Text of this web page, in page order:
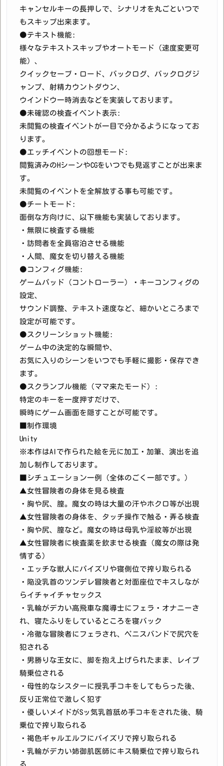
キャンセルキーの長押しで、シナリオを丸ごといつで
もスキップ出来ます。
●テキスト機能:
様々なテキストスキップやオートモード（速度変更可
能）、
クイックセーブ・ロード、バックログ、バックログジ
ャンプ、射精カウントダウン、
ウインドウ一時消去などを実装しております。
●未確認の検査イベント表示:
未閲覧の検査イベントが一目で分かるようになってお
ります。
●エッチイベントの回想モード:
閲覧済みのHシーンやCGをいつでも見返すことが出来ま
す。
未閲覧のイベントを全解放する事も可能です。
●チートモード:
面倒な方向けに、以下機能も実装しております。
・無限に検査する機能
・訪問者を全員宿泊させる機能
・人間、魔女を切り替える機能
●コンフィグ機能:
ゲームパッド（コントローラー）・キーコンフィグの
設定、
サウンド調整、テキスト速度など、細かいところまで
設定が可能です。
●スクリーンショット機能:
ゲーム中の決定的な瞬間や、
お気に入りのシーンをいつでも手軽に撮影・保存でき
ます。
●スクランブル機能（ママ来たモード）:
特定のキーを一度押すだけで、
瞬時にゲーム画面を隠すことが可能です。
■制作環境
Unity
※本作はAIで作られた絵を元に加工・加筆、演出を追
加し制作しております。
■シチュエーション一例（全体のごく一部です。）
▲女性冒険者の身体を見る検査
・胸や尻、膣。魔女の時は大量の汗やホクロ等が出現
▲女性冒険者の身体を、タッチ操作で触る・弄る検査
・胸や尻、膣など。魔女の時は母乳や淫紋等が出現
▲女性冒険者に検査薬を飲ませる検査（魔女の際は発
情する）
・エッチな獣人にパイズリや寝側位で搾り取られる
・陥没乳首のツンデレ冒険者と対面座位でキスしなが
らイチャイチャセックス
・乳輪がデカい高飛車な魔導士にフェラ・オナニーさ
れ、寝たふりをしているところを寝バック
・冷徹な冒険者にフェラされ、ペニスバンドで尻穴を
犯される
・男勝りな王女に、脚を抱え上げられたまま、レイプ
騎乗位される
・母性的なシスターに授乳手コキをしてもらった後、
反り正常位で激しく犯す
・優しいメイドがSッ気乳首舐め手コキをされた後、騎
乗位で搾り取られる
・褐色ギャルエルフにパイズリで搾り取られる
・乳輪がデカい姉御肌医師にキス騎乗位で搾り取られ
る